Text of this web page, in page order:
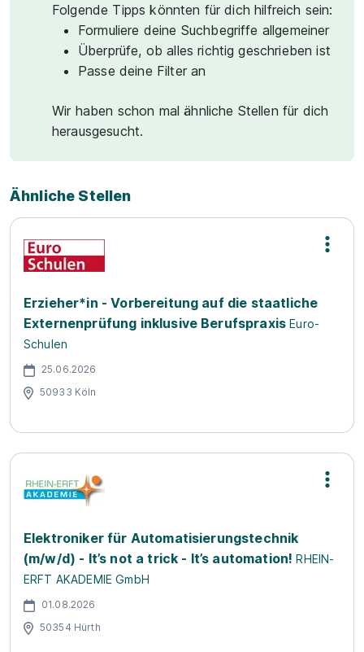
Folgende Tipps könnten für dich hilfreich sein:
Formuliere deine Suchbegriffe allgemeiner
Überprüfe, ob alles richtig geschrieben ist
Passe deine Filter an
Wir haben schon mal ähnliche Stellen für dich
herausgesucht.
Ähnliche Stellen
Erzieher*in - Vorbereitung auf die staatliche
Externenprüfung inklusive Berufspraxis Euro-
Schulen
25.06.2026
50933 Köln
Elektroniker für Automatisierungstechnik
(m/w/d) - It’s not a trick - It’s automation! RHEIN-
ERFT AKADEMIE GmbH
01.08.2026
50354 Hürth